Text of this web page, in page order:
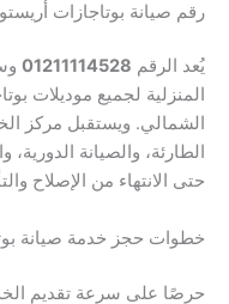
رقم صيانة بوتاجازات
يُعد الرقم 01211114528
المنزلية لجميع موديلات
الشمالي. ويستقبل مركز
الطارئة، والصيانة
حتى الانتهاء من الإصلاح
خطوات حجز خدمة صيانة
حرصًا على سرعة تقديم